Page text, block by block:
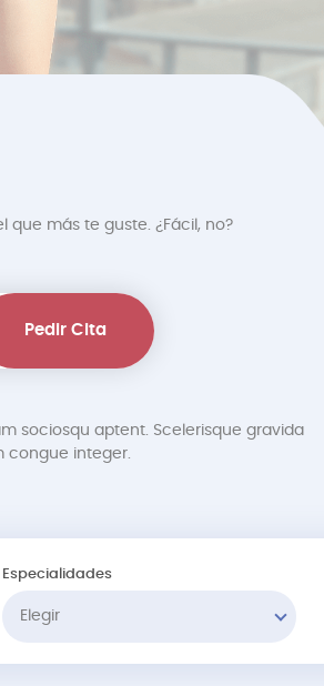
más te guste. ¿Fácil, no?
Pedir Cita
sociosqu aptent. Scelerisque gravida
congue integer.
Especialidades
Elegir